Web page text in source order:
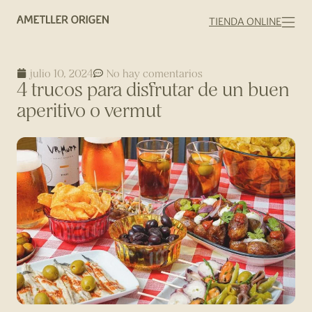
TIENDA ONLINE
julio 10, 2024 No hay comentarios
4 trucos para disfrutar de un buen
aperitivo o vermut